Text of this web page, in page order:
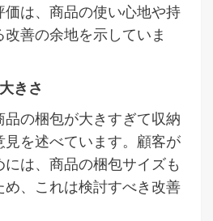
は、商品の使い心地や持
善の余地を示していま
きさ
の梱包が大きすぎて収納
を述べています。顧客が
は、商品の梱包サイズも
、これは検討すべき改善